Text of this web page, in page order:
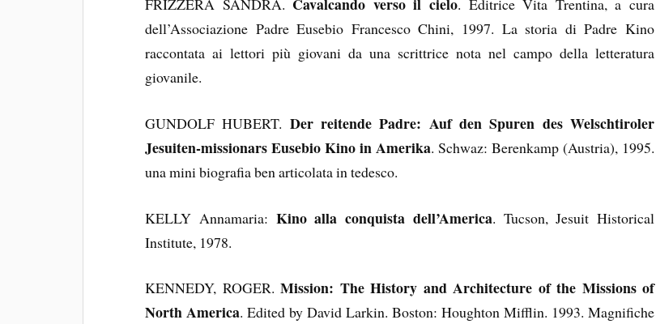
FRIZZERA SANDRA.
. Editrice Vita Trentina, a cura
dell’Associazione Padre Eusebio Francesco Chini, 1997. La storia di Padre Kino
raccontata ai lettori più giovani da una scrittrice nota nel campo della letteratura
giovanile.
GUNDOLF HUBERT. Der reitende Padre: Auf den Spuren des Welschtiroler
Jesuiten-missionars Eusebio Kino in Amerika. Schwaz: Berenkamp (Austria), 1995.
una mini biografia ben articolata in tedesco.
KELLY Annamaria: Kino alla conquista dell’America. Tucson, Jesuit Historical
Institute, 1978.
KENNEDY, ROGER.Mission: The History and Architecture of the Missions of
North America. Edited by David Larkin. Boston: Houghton Mifflin. 1993. Magnifiche